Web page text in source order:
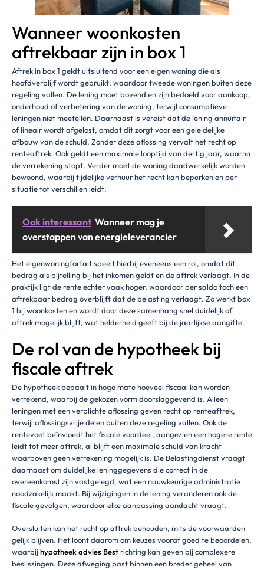
Wanneer woonkosten
aftrekbaar zijn in box 1
Aftrek in box 1 geldt uitsluitend voor een eigen woning die als
hoofdverblijf wordt gebruikt, waardoor tweede woningen buiten deze
regeling vallen. De lening moet bovendien zijn bedoeld voor aankoop,
onderhoud of verbetering van de woning, terwijl consumptieve
leningen niet meetellen. Daarnaast is vereist dat de lening annuïtair
of lineair wordt afgelost, omdat dit zorgt voor een geleidelijke
afbouw van de schuld. Zonder deze aflossing vervalt het recht op
renteaftrek. Ook geldt een maximale looptijd van dertig jaar, waarna
de verrekening stopt. Verder moet de woning daadwerkelijk worden
bewoond, waarbij tijdelijke verhuur het recht kan beperken en per
situatie tot verschillen leidt.
Ook interessant Wanneer mag je
overstappen van energieleverancier
Het eigenwoningforfait speelt hierbij eveneens een rol, omdat dit
bedrag als bijtelling bij het inkomen geldt en de aftrek verlaagt. In de
praktijk ligt de rente echter vaak hoger, waardoor per saldo toch een
aftrekbaar bedrag overblijft dat de belasting verlaagt. Zo werkt box
1 bij woonkosten en wordt door deze samenhang snel duidelijk of
aftrek mogelijk blijft, wat helderheid geeft bij de jaarlijkse aangifte.
De rol van de hypotheek bij
fiscale aftrek
De hypotheek bepaalt in hoge mate hoeveel fiscaal kan worden
verrekend, waarbij de gekozen vorm doorslaggevend is. Alleen
leningen met een verplichte aflossing geven recht op renteaftrek,
terwijl aflossingsvrije delen buiten deze regeling vallen. Ook de
rentevoet beïnvloedt het fiscale voordeel, aangezien een hogere rente
leidt tot meer aftrek, al blijft een maximale schuld van kracht
waarboven geen verrekening mogelijk is. De Belastingdienst vraagt
daarnaast om duidelijke leninggegevens die correct in de
overeenkomst zijn vastgelegd, wat een nauwkeurige administratie
noodzakelijk maakt. Bij wijzigingen in de lening veranderen ook de
fiscale gevolgen, waardoor elke aanpassing aandacht vraagt.
Oversluiten kan het recht op aftrek behouden, mits de voorwaarden
gelijk blijven. Het loont daarom om keuzes vooraf goed te beoordelen,
waarbijhypotheek advies Bestrichting kan geven bij complexere
beslissingen. Deze afweging past binnen een breder geheel van